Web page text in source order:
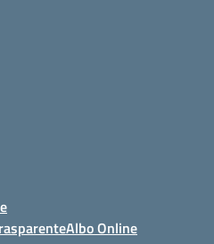
Albo Online